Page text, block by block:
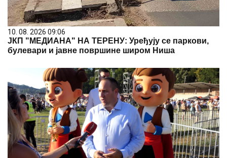
10. 08. 2026 09:06
ЈКП "МЕДИАНА" НА ТЕРЕНУ: Уређују се паркови,
булевари и јавне површине широм Ниша